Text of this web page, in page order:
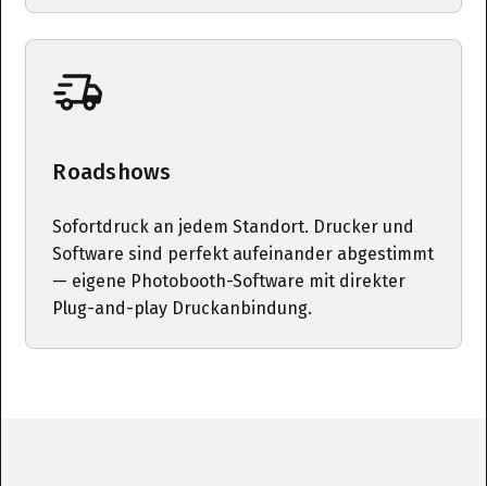
Roadshows
Sofortdruck an jedem Standort. Drucker und
Software sind perfekt aufeinander abgestimmt
— eigene Photobooth-Software mit direkter
Plug-and-play Druckanbindung.